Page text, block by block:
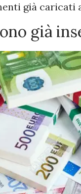
già caricati
già